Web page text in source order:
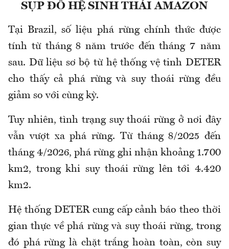
SỤP ĐỔ HỆ SINH THÁI AMAZON
Tại Brazil, số liệu phá rừng chính thức được
tính từ tháng 8 năm trước đến tháng 7 năm
sau. Dữ liệu sơ bộ từ hệ thống vệ tinh DETER
cho thấy cả phá rừng và suy thoái rừng đều
giảm so với cùng kỳ.
Tuy nhiên, tình trạng suy thoái rừng ở nơi đây
vẫn vượt xa phá rừng. Từ tháng 8/2025 đến
tháng 4/2026, phá rừng ghi nhận khoảng 1.700
km2, trong khi suy thoái rừng lên tới 4.420
km2.
Hệ thống DETER cung cấp cảnh báo theo thời
gian thực về phá rừng và suy thoái rừng, trong
đó phá rừng là chặt trắng hoàn toàn, còn suy